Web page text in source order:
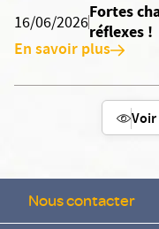
16/06/2026
Fortes
réflexes !
En savoir plus
Nous contacter